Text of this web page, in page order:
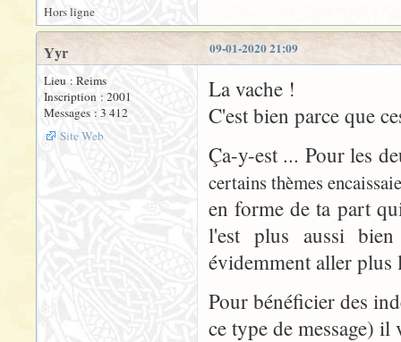
Hors ligne
09-01-2020 21:09
Yyr
Lieu : Reims
Inscription : 2001
Messages : 3 412
Site Web
La vache !
C'est bien parce que
Ça-y-est ... Pour les
certains thèmes
en forme de ta part
l'est plus aussi
évidemment aller plus
Pour bénéficier des
ce type de message) il